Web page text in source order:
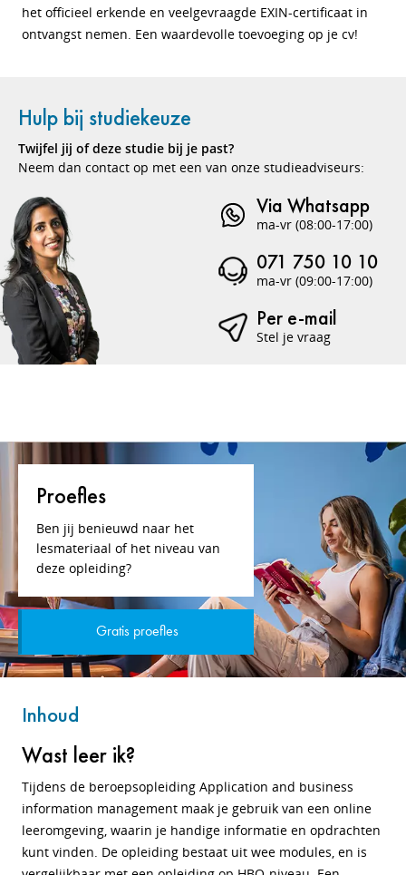
het officieel erkende en veelgevraagde EXIN-certificaat in
ontvangst nemen. Een waardevolle toevoeging op je cv!
Hulp bij studiekeuze
Twijfel jij of deze studie bij je past?
Neem dan contact op met een van onze studieadviseurs:
Via Whatsapp
ma-vr (08:00-17:00)
071 750 10 10
ma-vr (09:00-17:00)
Per e-mail
Stel je vraag
Proefles
Ben jij benieuwd naar het
lesmateriaal of het niveau van
deze opleiding?
Gratis proefles
Inhoud
Wast leer ik?
Tijdens de beroepsopleiding Application and business
information management maak je gebruik van een online
leeromgeving, waarin je handige informatie en opdrachten
kunt vinden. De opleiding bestaat uit wee modules, en is